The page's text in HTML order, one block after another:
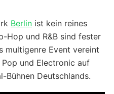
Berlin ist kein reines
Hop und R&B sind fester
multigenre Event vereint
und Electronic auf
Bühnen Deutschlands.